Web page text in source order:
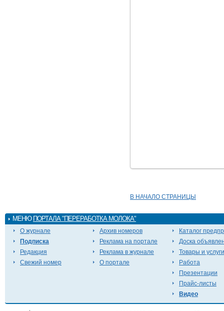
В НАЧАЛО СТРАНИЦЫ
МЕНЮ ПОРТАЛА "ПЕРЕРАБОТКА МОЛОКА"
О журнале
Подписка
Редакция
Свежий номер
Архив номеров
Реклама на портале
Реклама в журнале
О портале
Каталог
Доска
Товары и услуги
Работа
Презентации
Прайс-листы
Видео